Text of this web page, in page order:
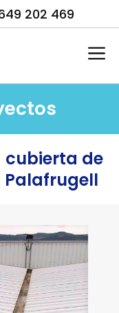
202 469
cubierta de
Palafrugell